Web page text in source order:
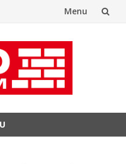
Menu